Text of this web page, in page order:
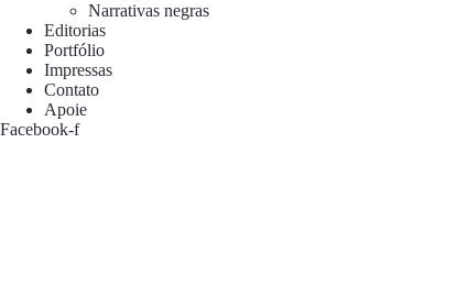
Narrativas negras
Editorias
Portfólio
Impressas
Contato
Apoie
Facebook-f